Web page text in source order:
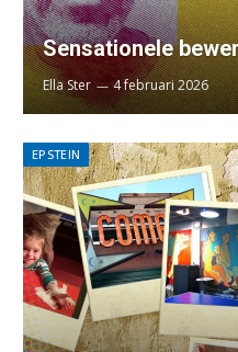
Sensationele
Ella Ster 4 februari 2026
EPSTEIN